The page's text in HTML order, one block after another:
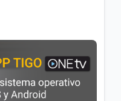
Tigo SEI
| General
Tigo? | Hogar